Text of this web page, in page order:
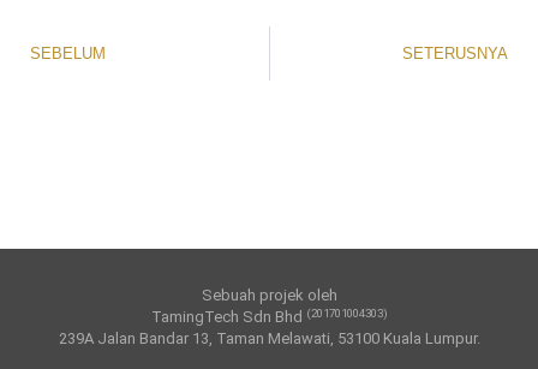
SEBELUM SETERUSNYA
Sebuah projek oleh
TamingTech Sdn Bhd (201701004303)
239A Jalan Bandar 13, Taman Melawati, 53100 Kuala Lumpur.